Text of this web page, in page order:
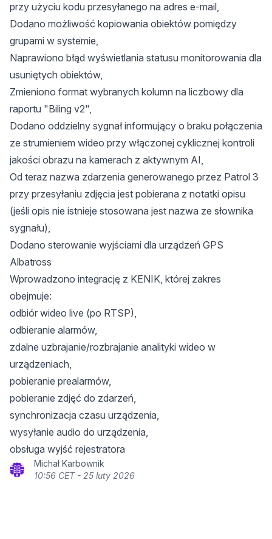
przy użyciu kodu przesyłanego na adres e-mail,
Dodano możliwość kopiowania obiektów pomiędzy
grupami w systemie,
Naprawiono błąd wyświetlania statusu monitorowania dla
usuniętych obiektów,
Zmieniono format wybranych kolumn na liczbowy dla
raportu "Biling v2",
Dodano oddzielny sygnał informujący o braku połączenia
ze strumieniem wideo przy włączonej cyklicznej kontroli
jakości obrazu na kamerach z aktywnym AI,
Od teraz nazwa zdarzenia generowanego przez Patrol 3
przy przesyłaniu zdjęcia jest pobierana z notatki opisu
(jeśli opis nie istnieje stosowana jest nazwa ze słownika
sygnału),
Dodano sterowanie wyjściami dla urządzeń GPS
Albatross
Wprowadzono integrację z KENIK, której zakres
obejmuje:
odbiór wideo live (po RTSP),
odbieranie alarmów,
zdalne uzbrajanie/rozbrajanie analityki wideo w
urządzeniach,
pobieranie prealarmów,
pobieranie zdjęć do zdarzeń,
synchronizacja czasu urządzenia,
wysyłanie audio do urządzenia,
obsługa wyjść rejestratora
Michał Karbownik
10:56 CET - 25 luty 2026